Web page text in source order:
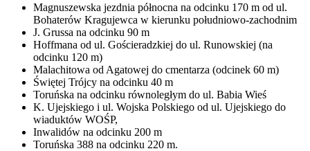
Magnuszewska jezdnia północna na odcinku 170 m od ul.
Bohaterów Kragujewca w kierunku południowo-zachodnim
J. Grussa na odcinku 90 m
Hoffmana od ul. Gościeradzkiej do ul. Runowskiej (na
odcinku 120 m)
Malachitowa od Agatowej do cmentarza (odcinek 60 m)
Świętej Trójcy na odcinku 40 m
Toruńska na odcinku równoległym do ul. Babia Wieś
K. Ujejskiego i ul. Wojska Polskiego od ul. Ujejskiego do
wiaduktów WOŚP,
Inwalidów na odcinku 200 m
Toruńska 388 na odcinku 220 m.